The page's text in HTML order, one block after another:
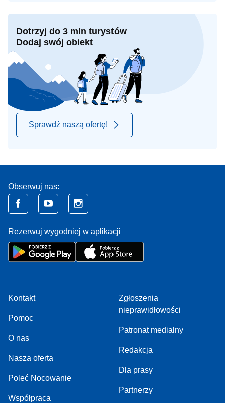
Dotrzyj do 3 mln turystów
Dodaj swój obiekt
Sprawdź naszą ofertę!
Obserwuj nas:
Rezerwuj wygodniej w aplikacji
Kontakt
Pomoc
O nas
Nasza oferta
Poleć Nocowanie
Współpraca
Zgłoszenia
nieprawidłowości
Patronat medialny
Redakcja
Dla prasy
Partnerzy